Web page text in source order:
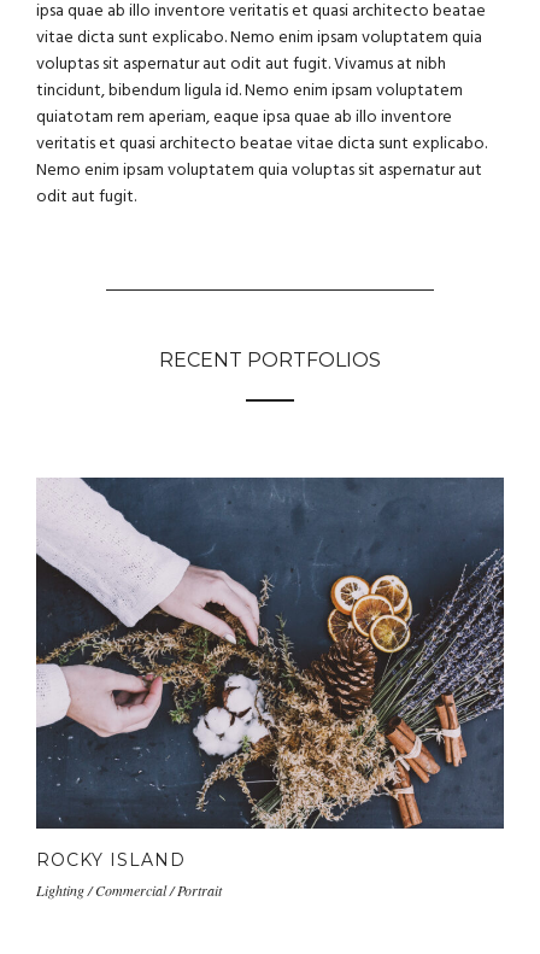
ipsa quae ab illo inventore veritatis et quasi architecto beatae
vitae dicta sunt explicabo. Nemo enim ipsam voluptatem quia
voluptas sit aspernatur aut odit aut fugit. Vivamus at nibh
tincidunt, bibendum ligula id. Nemo enim ipsam voluptatem
quiatotam rem aperiam, eaque ipsa quae ab illo inventore
veritatis et quasi architecto beatae vitae dicta sunt explicabo.
Nemo enim ipsam voluptatem quia voluptas sit aspernatur aut
odit aut fugit.
RECENT PORTFOLIOS
ROCKY ISLAND
Lighting / Commercial / Portrait